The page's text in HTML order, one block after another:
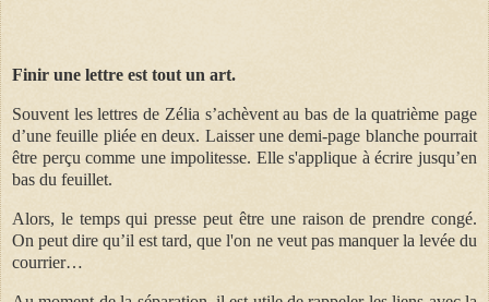
Finir une lettre est tout un art.
Souvent les lettres de Zélia s’achèvent au bas de la quatrième page
d’une feuille pliée en deux. Laisser une demi-page blanche pourrait
être perçu comme une impolitesse. Elle s'applique à écrire jusqu’en
bas du feuillet.
Alors, le temps qui presse peut être une raison de prendre congé.
On peut dire qu’il est tard, que l'on ne veut pas manquer la levée du
courrier…